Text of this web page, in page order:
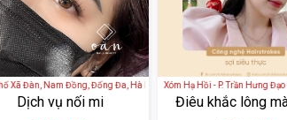
Hà Nội, Việt Nam
Đàn, Nam Đồng, Đống Đa, Hà Nội, Việt Nam
Dịch vụ nối mi
TUTA BEAUTY - 28B Xóm Hạ Hồi - P. Trần Hưng Đạo -
Điêu khắc lông